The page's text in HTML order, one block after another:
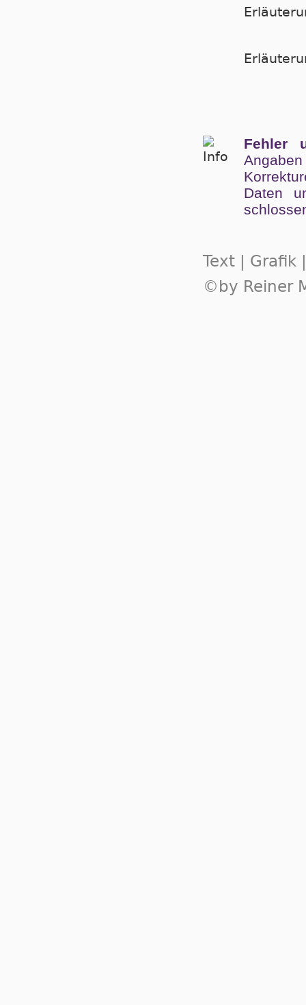
Fehler
Angaben
Da­ten
Text | Grafik
©by Reiner